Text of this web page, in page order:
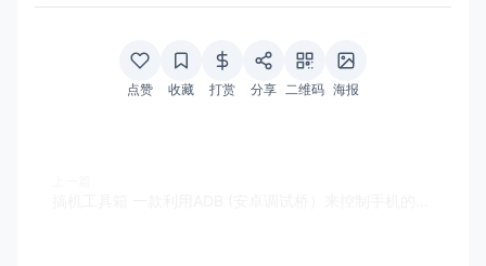
点赞 收藏 打赏 分享 二维码 海报